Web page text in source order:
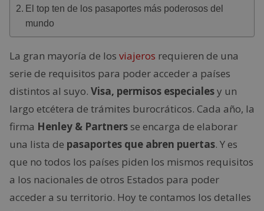
El top ten de los pasaportes más poderosos del
mundo
La gran mayoría de los viajeros requieren de una
serie de requisitos para poder acceder a países
distintos al suyo. Visa, permisos especialesy un
largo etcétera de trámites burocráticos. Cada año, la
firma Henley & Partnersse encarga de elaborar
una lista de pasaportes que abren puertas. Y es
que no todos los países piden los mismos requisitos
a los nacionales de otros Estados para poder
acceder a su territorio. Hoy te contamos los detalles